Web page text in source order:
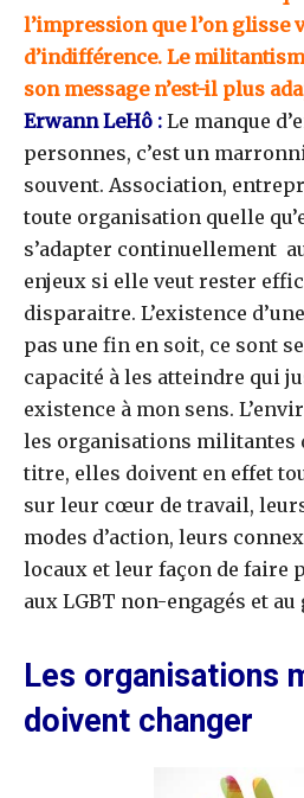
l’impression que l’on glisse
d’indifférence. Le
son message n’est-il plus
Erwann LeHô : Le manque
personnes, c’est un
souvent. Association,
toute organisation quelle
s’adapter continuellement
enjeux si elle veut rester
disparaitre. L’existence
pas une fin en soit, ce sont
capacité à les atteindre qui
existence à mon sens.
les organisations militantes
titre, elles doivent en effet
sur leur cœur de travail,
modes d’action, leurs
locaux et leur façon de faire
aux LGBT non-engagés et
Les organisations
doivent changer